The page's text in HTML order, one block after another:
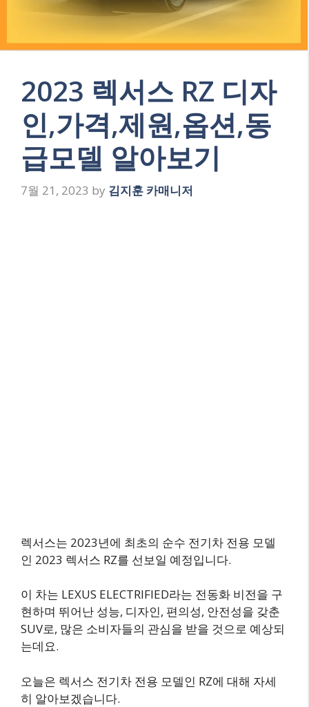
2023 렉서스 RZ 디자
인,가격,제원,옵션,동
급모델 알아보기
7월 21, 2023 by 김지훈 카매니저
렉서스는 2023년에 최초의 순수 전기차 전용 모델
인 2023 렉서스 RZ를 선보일 예정입니다.
이 차는 LEXUS ELECTRIFIED라는 전동화 비전을 구
현하며 뛰어난 성능, 디자인, 편의성, 안전성을 갖춘
SUV로, 많은 소비자들의 관심을 받을 것으로 예상되
는데요.
오늘은 렉서스 전기차 전용 모델인 RZ에 대해 자세
히 알아보겠습니다.